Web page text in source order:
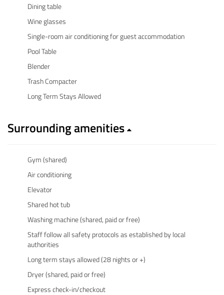
Dining table
Wine glasses
Single-room air conditioning for guest accommodation
Pool Table
Blender
Trash Compacter
Long Term Stays Allowed
Surrounding amenities
Gym (shared)
Air conditioning
Elevator
Shared hot tub
Washing machine (shared, paid or free)
Staff follow all safety protocols as established by local
authorities
Long term stays allowed (28 nights or +)
Dryer (shared, paid or free)
Express check-in/checkout